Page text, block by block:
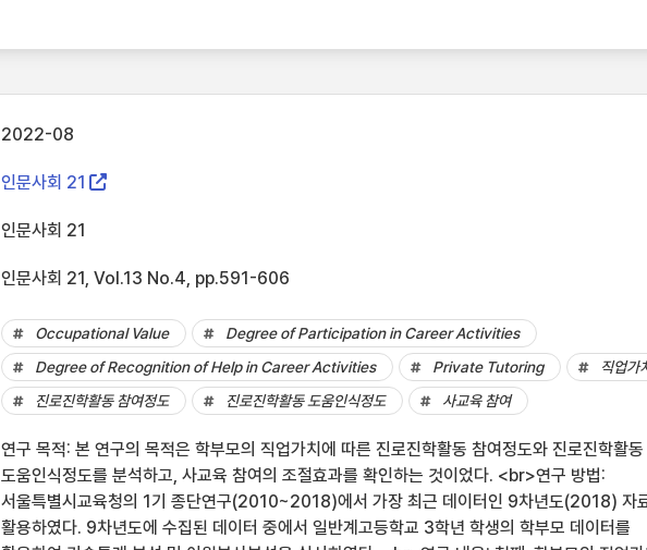
2022-08
인문사회 21
인문사회 21
인문사회 21, Vol.13 No.4, pp.591-606
Occupational Value
Degree of Participation in Career Activities
Degree of Recognition of Help in Career Activities
Private Tutoring
직업가
진로진학활동 참여정도
진로진학활동 도움인식정도 사교육 참여
연구 목적: 본 연구의 목적은 학부모의 직업가치에 따른 진로진학활동 참여정도와 진로진학활동
도움인식정도를 분석하고, 사교육 참여의 조절효과를 확인하는 것이었다. <br>연구 방법:
서울특별시교육청의 1기 종단연구(2010~2018)에서 가장 최근 데이터인 9차년도(2018) 자
활용하였다. 9차년도에 수집된 데이터 중에서 일반계고등학교 3학년 학생의 학부모 데이터를